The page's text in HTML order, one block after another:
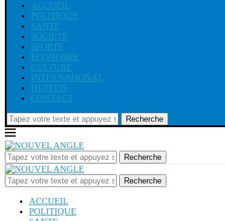
ACCUEIL
POLITIQUE
SANTE
SOCIETE
SPORTS
ECONOMIE
CULTURE
INTERNATIONAL
HI-TECH
CONTACT
Recherche
Recherche
Recherche
ACCUEIL
POLITIQUE